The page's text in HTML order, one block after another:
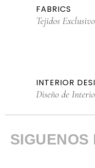
FABRICS
Tejidos
INTERIOR
Diseño de
SIGUENOS